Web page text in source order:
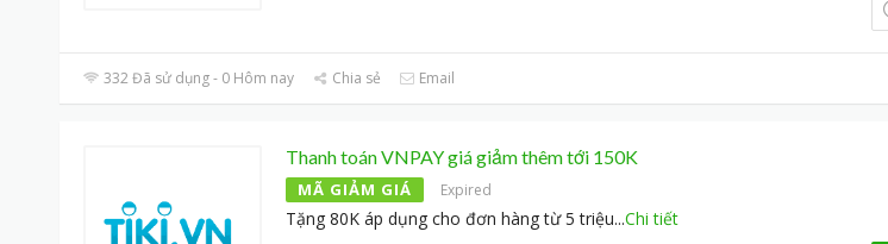
332 Đã sử dụng - 0 Hôm nay Chia sẻ Email
Thanh toán VNPAY giá giảm thêm tới 150K
MÃ GIẢM GIÁ Expired
Tặng 80K áp dụng cho đơn hàng từ 5 triệu...Chi tiết